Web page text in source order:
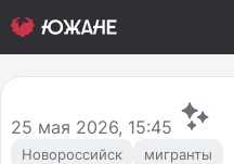
Новороссийск мигранты
25 мая 2026, 15:45